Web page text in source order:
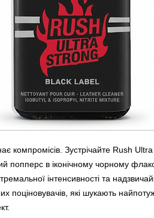
компромісів. Зустрічайте Rush
попперс в іконічному чорному
інтенсивності та
поціновувачів, які шукають